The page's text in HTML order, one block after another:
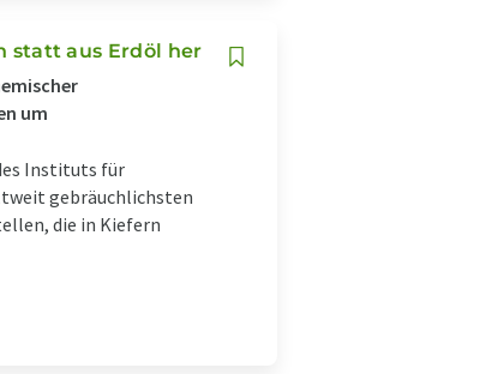
statt aus Erdöl her
um
Instituts für
gebräuchlichsten
die in Kiefern